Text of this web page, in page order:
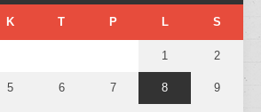
K T P L S
1 2
5 6 7 8 9